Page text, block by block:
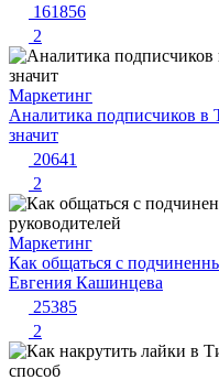
161856
2
Маркетинг
Аналитика подписчиков в
значит
20641
2
Маркетинг
Как общаться с
Евгения Кашинцева
25385
2